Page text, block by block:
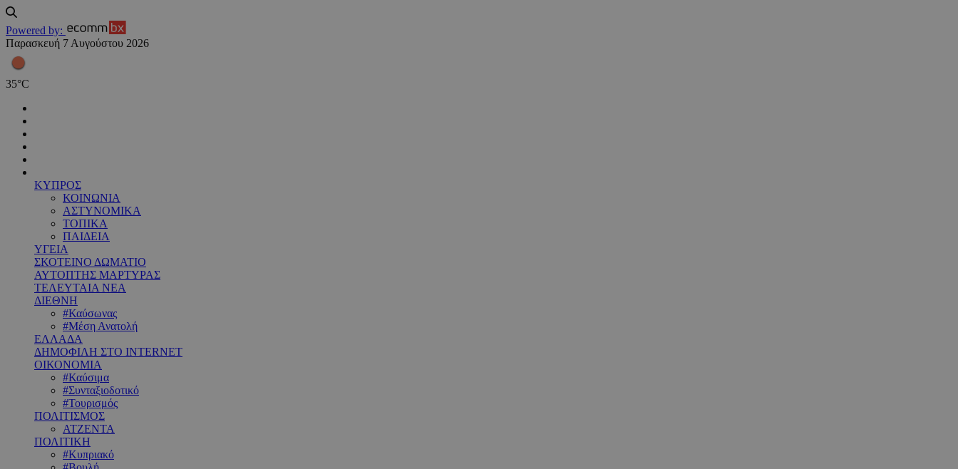
Powered by:
Παρασκευή 7 Αυγούστου 2026
35°C
ΚΥΠΡΟΣ
ΚΟΙΝΩΝΙΑ
ΑΣΤΥΝΟΜΙΚΑ
ΤΟΠΙΚΑ
ΠΑΙΔΕΙΑ
ΥΓΕΙΑ
ΣΚΟΤΕΙΝΟ ΔΩΜΑΤΙΟ
ΑΥΤΟΠΤΗΣ ΜΑΡΤΥΡΑΣ
ΤΕΛΕΥΤΑΙΑ ΝΕΑ
ΔΙΕΘΝΗ
#Καύσωνας
#Μέση Ανατολή
ΕΛΛΑΔΑ
ΔΗΜΟΦΙΛΗ ΣΤΟ INTERNET
ΟΙΚΟΝΟΜΙΑ
#Καύσιμα
#Συνταξιοδοτικό
#Τουρισμός
ΠΟΛΙΤΙΣΜΟΣ
ΑΤΖΕΝΤΑ
ΠΟΛΙΤΙΚΗ
#Κυπριακό